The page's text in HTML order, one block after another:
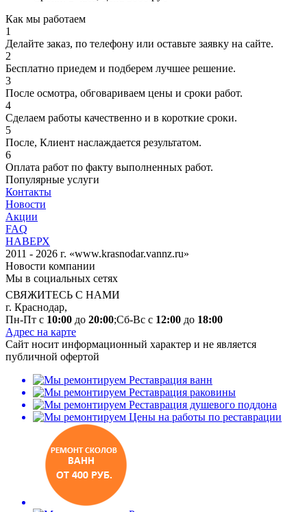
Как мы работаем
1
Делайте заказ, по телефону или оставьте заявку на сайте.
2
Бесплатно приедем и подберем лучшее решение.
3
После осмотра, обговариваем цены и сроки работ.
4
Сделаем работы качественно и в короткие сроки.
5
После, Клиент наслаждается результатом.
6
Оплата работ по факту выполненных работ.
Популярные услуги
Контакты
Новости
Акции
FAQ
НАВЕРХ
2011 - 2026 г. «www.krasnodar.vannz.ru»
Новости компании
Мы в социальных сетях
СВЯЖИТЕСЬ С НАМИ
г. Краснодар,
Пн-Пт с 10:00 до 20:00;Сб-Вс с 12:00 до 18:00
Адрес на карте
Сайт носит информационный характер и не является
публичной офертой